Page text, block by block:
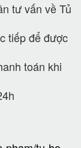
tư vấn về Tủ
tiếp để được
toán khi